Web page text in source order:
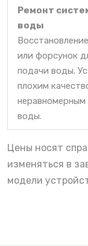
Ремонт
воды
или форсунок
подачи воды.
плохим
неравномерным
воды.
Цены носят
изменяться в
модели